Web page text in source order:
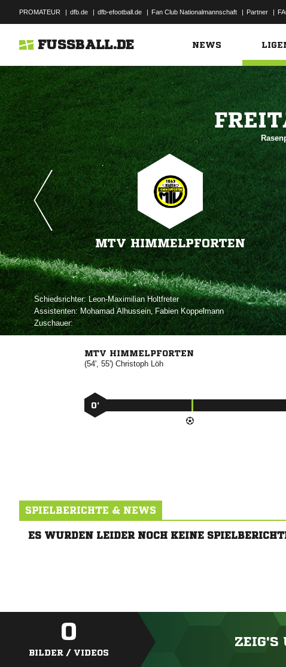
PROMATEUR | dfb.de | dfb-efootball.de | Fan Club Nationalmannschaft | Partner |
FUSSBALL.DE NEWS
MTV HIMMELPFORTEN
Schiedsrichter: 
Assistenten: ,  
Zuschauer:
MTV HIMMELPFORTEN
(54', 55') 
0’
SPIELBERICHTE & NEWS
ES WURDEN LEIDER NOCH KEINE
0
BILDER / VIDEOS
ZEIG'S